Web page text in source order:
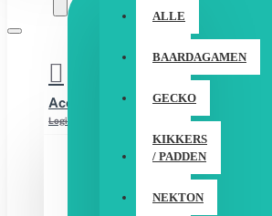
ALLE
BAARDAGAMEN
GECKO
KIKKERS
/ PADDEN
NEKTON
Account
Login / Registreer